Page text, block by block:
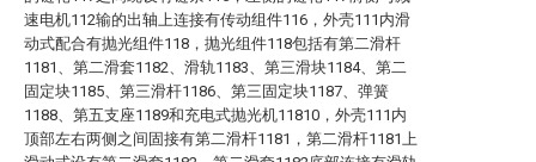
速电机112输的出轴上连接有传动组件116，外壳111内滑
动式配合有抛光组件118，抛光组件118包括有第二滑杆
1181、第二滑套1182、滑轨1183、第三滑块1184、第二
固定块1185、第三滑杆1186、第三固定块1187、弹簧
1188、第五支座1189和充电式抛光机11810，外壳111内
顶部左右两侧之间固接有第二滑杆1181，第二滑杆1181上